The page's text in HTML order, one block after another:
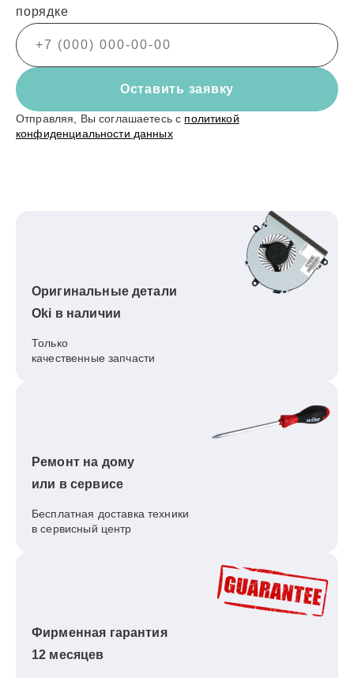
порядке
Оставить заявку
Отправляя, Вы соглашаетесь с политикой
конфиденциальности данных
Оригинальные детали
Oki в наличии
Только
качественные запчасти
Ремонт на дому
или в сервисе
Бесплатная доставка техники
в сервисный центр
Фирменная гарантия
12 месяцев